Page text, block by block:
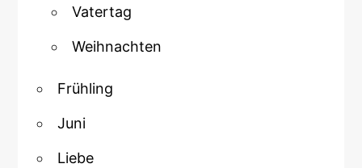
Vatertag
Weihnachten
Frühling
Juni
Liebe